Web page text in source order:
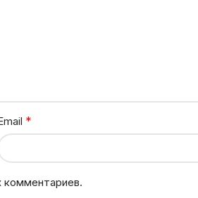
*
комментариев.